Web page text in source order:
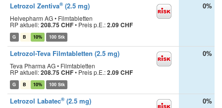
Letrozol Zentiva® (2.5 mg)
Helvepharm AG • Filmtabletten
RP aktuell:208.75 CHF• Preis p.E.:2.09 CHF
G B 10% 100 Stk
0%
Letrozol-Teva Filmtabletten (2.5 mg)
Teva Pharma AG • Filmtabletten
RP aktuell:208.75 CHF• Preis p.E.:2.09 CHF
G B 10% 100 Stk
0%
Letrozol Labatec® (2.5 mg) 0%